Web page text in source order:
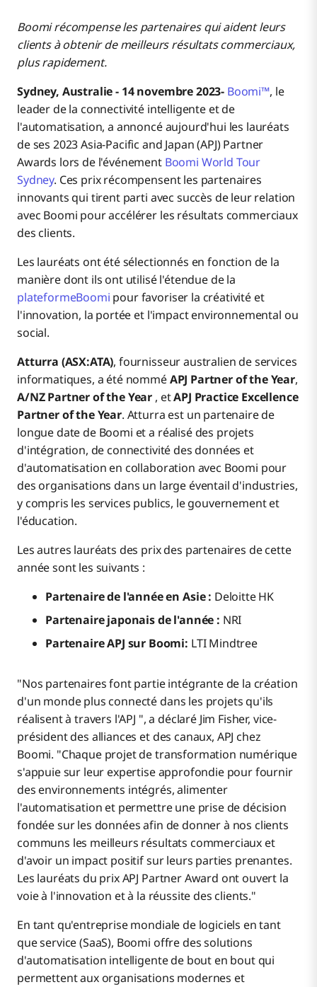
Boomi récompense les partenaires qui aident leurs
clients à obtenir de meilleurs résultats commerciaux,
plus rapidement.
Sydney, Australie - 14 novembre 2023- Boomi™, le
leader de la connectivité intelligente et de
l'automatisation, a annoncé aujourd'hui les lauréats
de ses 2023 Asia-Pacific and Japan (APJ) Partner
Awards lors de l'événement Boomi World Tour
Sydney. Ces prix récompensent les partenaires
innovants qui tirent parti avec succès de leur relation
avec Boomi pour accélérer les résultats commerciaux
des clients.
Les lauréats ont été sélectionnés en fonction de la
manière dont ils ont utilisé l'étendue de la
plateformeBoomi pour favoriser la créativité et
l'innovation, la portée et l'impact environnemental ou
social.
Atturra (ASX:ATA), fournisseur australien de services
informatiques, a été nomméAPJ Partner of the Year,
A/NZ Partner of the Year , etAPJ Practice Excellence
Partner of the Year. Atturra est un partenaire de
longue date de Boomi et a réalisé des projets
d'intégration, de connectivité des données et
d'automatisation en collaboration avec Boomi pour
des organisations dans un large éventail d'industries,
y compris les services publics, le gouvernement et
l'éducation.
Les autres lauréats des prix des partenaires de cette
année sont les suivants :
Partenaire de l'année en Asie : Deloitte HK
Partenaire japonais de l'année : NRI
Partenaire APJ sur Boomi: LTI Mindtree
"Nos partenaires font partie intégrante de la création
d'un monde plus connecté dans les projets qu'ils
réalisent à travers l'APJ ", a déclaré Jim Fisher, vice-
président des alliances et des canaux, APJ chez
Boomi. "Chaque projet de transformation numérique
s'appuie sur leur expertise approfondie pour fournir
des environnements intégrés, alimenter
l'automatisation et permettre une prise de décision
fondée sur les données afin de donner à nos clients
communs les meilleurs résultats commerciaux et
d'avoir un impact positif sur leurs parties prenantes.
Les lauréats du prix APJ Partner Award ont ouvert la
voie à l'innovation et à la réussite des clients."
En tant qu'entreprise mondiale de logiciels en tant
que service (SaaS), Boomi offre des solutions
d'automatisation intelligente de bout en bout qui
permettent aux organisations modernes et